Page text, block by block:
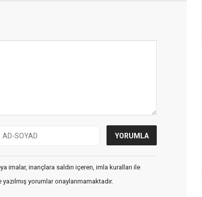
imalar, inançlara saldırı içeren, imla kuralları ile
yorumlar onaylanmamaktadır.